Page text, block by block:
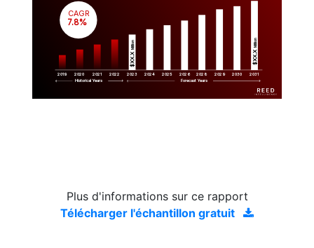
2019 2020 2021 2022 2023 2024 2025 2026 2028 2029 2030 2031
$XX.X
Million
$XX.X
Million
CAGR
7.8%
Historical Years Forecast Years
Plus d'informations sur ce rapport
Télécharger l'échantillon gratuit